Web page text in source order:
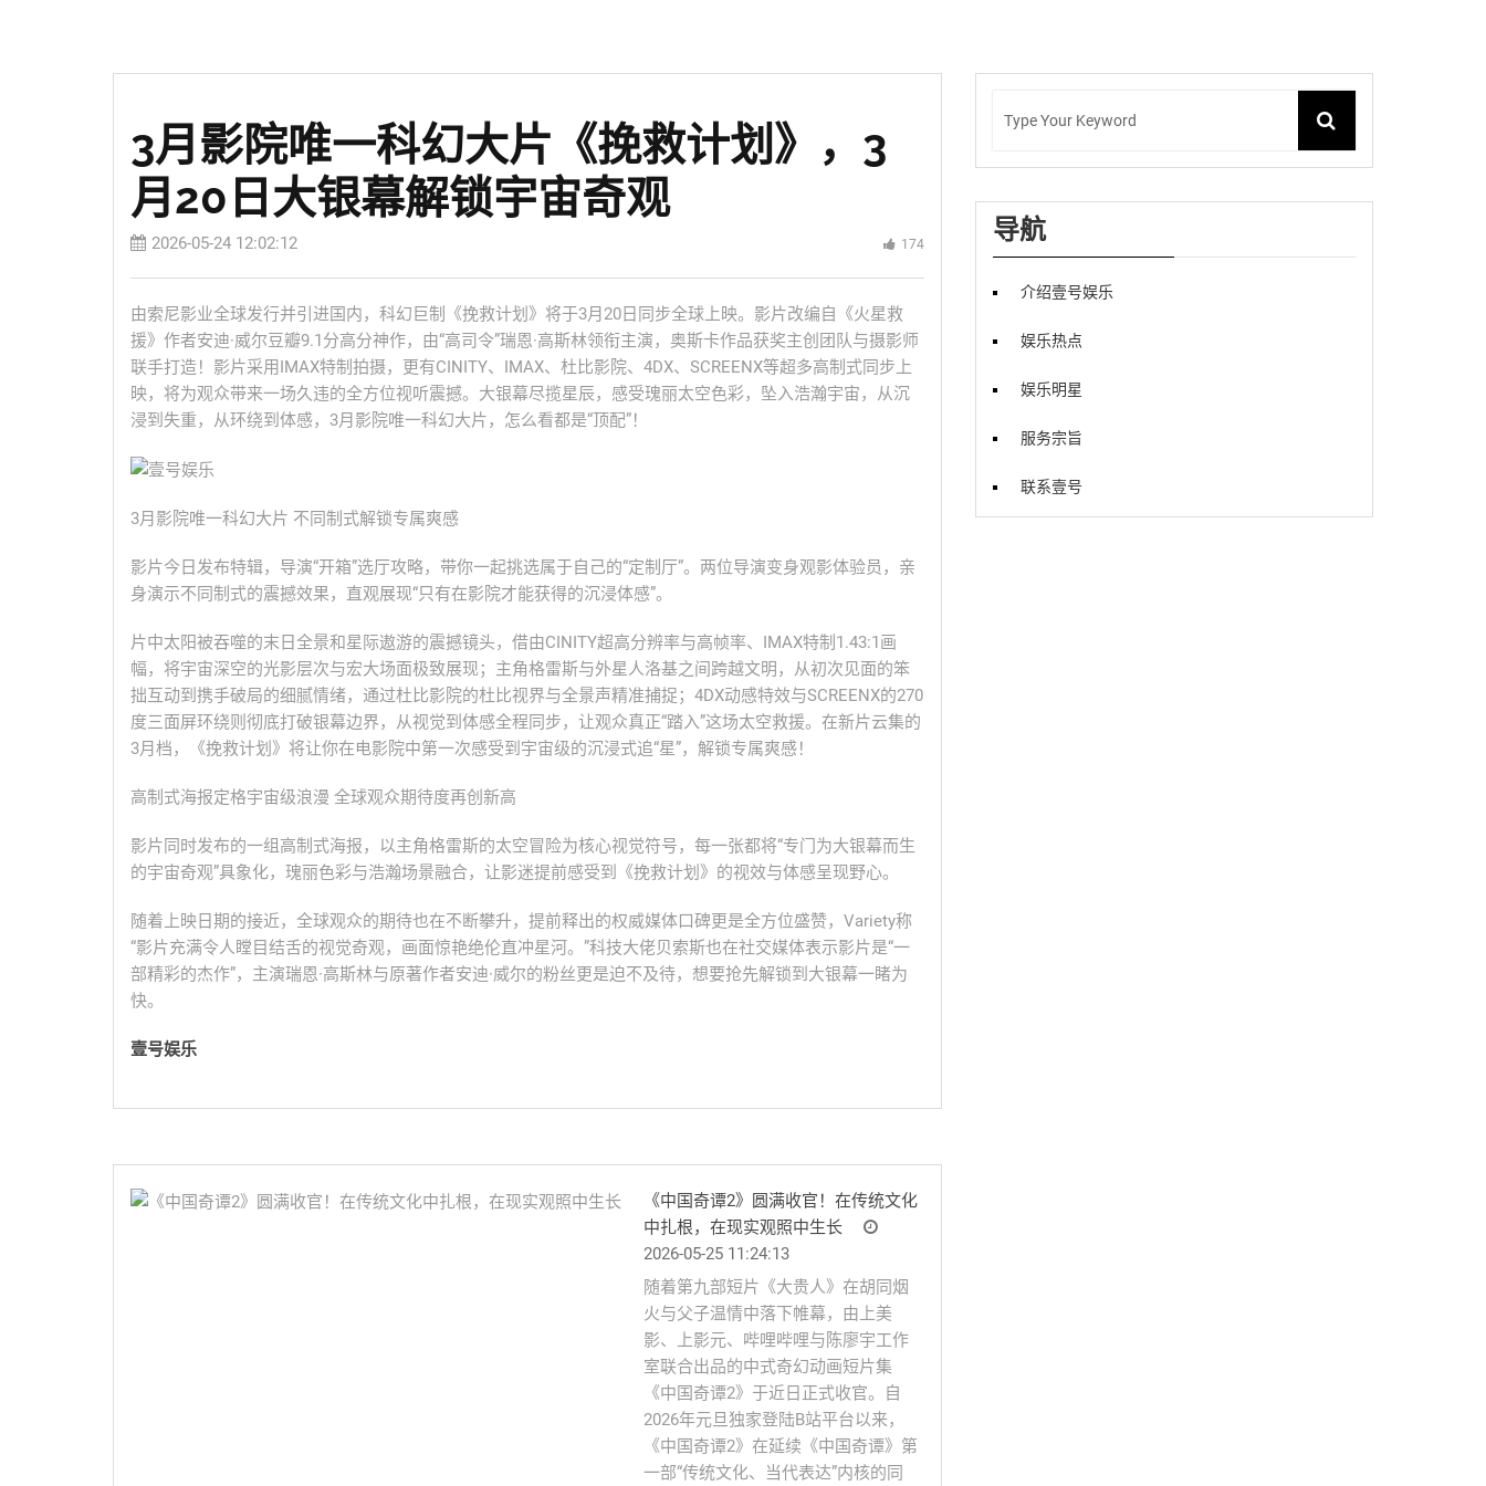
3月影院唯一科幻大片《挽救计划》，3
月20日大银幕解锁宇宙奇观
2026-05-24 12:02:12 174
由索尼影业全球发行并引进国内，科幻巨制《挽救计划》将于3月20日同步全球上映。影片改编自《火星救
援》作者安迪·威尔豆瓣9.1分高分神作，由“高司令”瑞恩·高斯林领衔主演，奥斯卡作品获奖主创团队与摄影师
联手打造！影片采用IMAX特制拍摄，更有CINITY、IMAX、杜比影院、4DX、SCREENX等超多高制式同步上
映，将为观众带来一场久违的全方位视听震撼。大银幕尽揽星辰，感受瑰丽太空色彩，坠入浩瀚宇宙，从沉
浸到失重，从环绕到体感，3月影院唯一科幻大片，怎么看都是“顶配”！
3月影院唯一科幻大片 不同制式解锁专属爽感
影片今日发布特辑，导演“开箱”选厅攻略，带你一起挑选属于自己的“定制厅”。两位导演变身观影体验员，亲
身演示不同制式的震撼效果，直观展现“只有在影院才能获得的沉浸体感”。
片中太阳被吞噬的末日全景和星际遨游的震撼镜头，借由CINITY超高分辨率与高帧率、IMAX特制1.43:1画
幅，将宇宙深空的光影层次与宏大场面极致展现；主角格雷斯与外星人洛基之间跨越文明，从初次见面的笨
拙互动到携手破局的细腻情绪，通过杜比影院的杜比视界与全景声精准捕捉；4DX动感特效与SCREENX的270
度三面屏环绕则彻底打破银幕边界，从视觉到体感全程同步，让观众真正“踏入”这场太空救援。在新片云集的
3月档，《挽救计划》将让你在电影院中第一次感受到宇宙级的沉浸式追“星”，解锁专属爽感！
高制式海报定格宇宙级浪漫 全球观众期待度再创新高
影片同时发布的一组高制式海报，以主角格雷斯的太空冒险为核心视觉符号，每一张都将“专门为大银幕而生
的宇宙奇观”具象化，瑰丽色彩与浩瀚场景融合，让影迷提前感受到《挽救计划》的视效与体感呈现野心。
随着上映日期的接近，全球观众的期待也在不断攀升，提前释出的权威媒体口碑更是全方位盛赞，Variety称
“影片充满令人瞠目结舌的视觉奇观，画面惊艳绝伦直冲星河。”科技大佬贝索斯也在社交媒体表示影片是“一
部精彩的杰作”，主演瑞恩·高斯林与原著作者安迪·威尔的粉丝更是迫不及待，想要抢先解锁到大银幕一睹为
快。
壹号娱乐
《中国奇谭2》圆满收官！在传统文化
中扎根，在现实观照中生长
2026-05-25 11:24:13
随着第九部短片《大贵人》在胡同烟
火与父子温情中落下帷幕，由上美
影、上影元、哔哩哔哩与陈廖宇工作
室联合出品的中式奇幻动画短片集
《中国奇谭2》于近日正式收官。自
2026年元旦独家登陆B站平台以来，
《中国奇谭2》在延续《中国奇谭》第
一部“传统文化、当代表达”内核的同
导航
介绍壹号娱乐
娱乐热点
娱乐明星
服务宗旨
联系壹号